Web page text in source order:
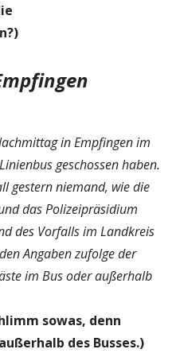
in Empfingen im
geschossen haben.
gestern niemand, wie die
das Polizeipräsidium
des Vorfalls im Landkreis
Angaben zufolge der
im Bus oder außerhalb
sowas, denn
des Busses.)